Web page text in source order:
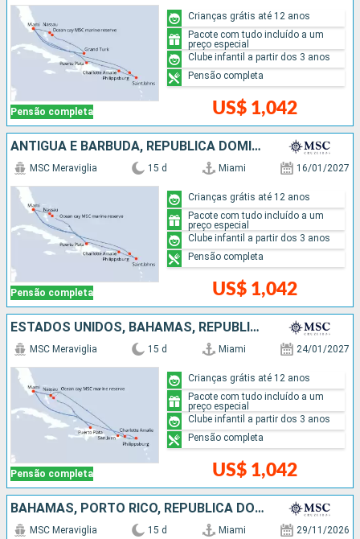
Pensão completa US$ 1,042
Crianças grátis até 12 anos
Pacote com tudo incluído a um
preço especial
Clube infantil a partir dos 3 anos
Pensão completa
ANTIGUA E BARBUDA, REPUBLICA DOMINICANA, ESTADOS UNIDOS, BAHAMAS
Pensão completa
MSC Meraviglia 15 d Miami 16/01/2027
US$ 1,042
Crianças grátis até 12 anos
Pacote com tudo incluído a um
preço especial
Clube infantil a partir dos 3 anos
Pensão completa
ESTADOS UNIDOS, BAHAMAS, REPUBLICA DOMINICANA, PORTO RICO
Pensão completa
MSC Meraviglia 15 d Miami 24/01/2027
US$ 1,042
Crianças grátis até 12 anos
Pacote com tudo incluído a um
preço especial
Clube infantil a partir dos 3 anos
Pensão completa
BAHAMAS, PORTO RICO, REPUBLICA DOMINICANA, ESTADOS UNIDOS
MSC Meraviglia 15 d Miami 29/11/2026